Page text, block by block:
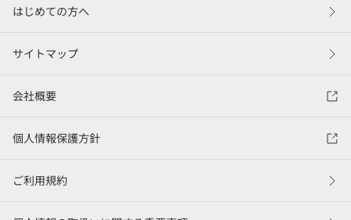
はじめての方へ
サイトマップ
会社概要
個人情報保護方針
ご利用規約